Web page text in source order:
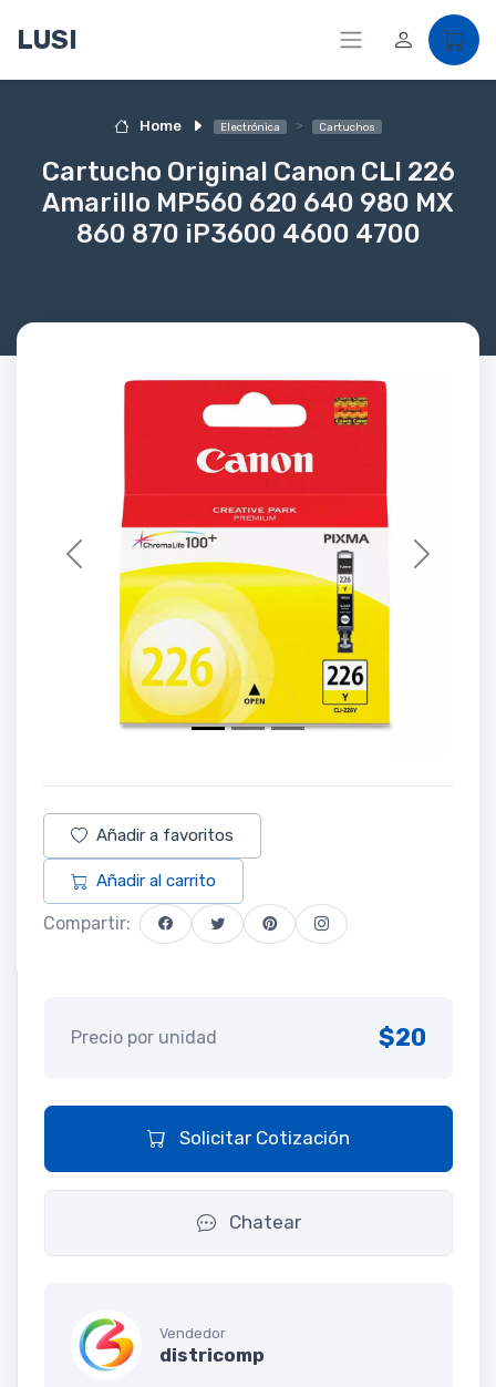
LUSI
Home Electrónica Cartuchos
Cartucho Original Canon CLI 226
Amarillo MP560 620 640 980 MX
860 870 iP3600 4600 4700
Previous Next
Añadir a favoritos
Añadir al carrito
Compartir:
Precio por unidad $20
Solicitar Cotización
Chatear
Vendedor
districomp